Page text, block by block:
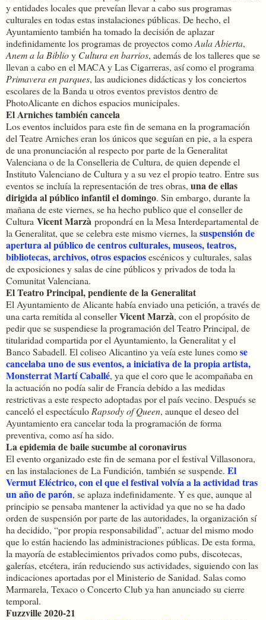
y entidades locales que preveían llevar a cabo sus programas
culturales en todas estas instalaciones públicas. De hecho, el
Ayuntamiento también ha tomado la decisión de aplazar
indefinidamente los programas de proyectos comoAula Abierta,
Anem a la Biblioy Cultura en barrios, además de los talleres que se
llevan a cabo en el MACA y Las Cigarreras, así como el programa
Primavera en parques, las audiciones didácticas y los conciertos
escolares de la Banda u otros eventos previstos dentro de
PhotoAlicante en dichos espacios municipales.
El Arniches también cancela
Los eventos incluidos para este fin de semana en la programación
del Teatre Arniches eran los únicos que seguían en pie, a la espera
de una pronunciación al respecto por parte de la Generalitat
Valenciana o de la Conselleria de Cultura, de quien depende el
Instituto Valenciano de Cultura y a su vez el propio teatro. Entre sus
eventos se incluía la representación de tres obras, una de ellas
dirigida al público infantil el domingo. Sin embargo, durante la
mañana de este viernes, se ha hecho publico que el conseller de
Cultura Vicent Marzà propondrá en la Mesa Interdepartamental de
la Generalitat, que se celebra este mismo viernes, la suspensión de
apertura al público de centros culturales, museos, teatros,
bibliotecas, archivos, otros espaciosescénicos y culturales, salas
de exposiciones y salas de cine públicos y privados de toda la
Comunitat Valenciana.
El Teatro Principal, pendiente de la Generalitat
El Ayuntamiento de Alicante había enviado una petición, a través de
una carta remitida al consellerVicent Marzà, con el propósito de
pedir que se suspendiese la programación del Teatro Principal, de
titularidad compartida por el Ayuntamiento, la Generalitat y el
Banco Sabadell. El coliseo Alicantino ya veía este lunes comose
cancelaba uno de sus eventos, a iniciativa de la propia artista,
Monsterrat Martí Caballé, ya que el coro que le acompañaba en
la actuación no podía salir de Francia debido a las medidas
restrictivas a este respecto adoptadas por el país vecino. Después se
canceló el espectáculo Rapsody of Queen, aunque el deseo del
Ayuntamiento era cancelar toda la programación de forma
preventiva, como así ha sido.
La epidemia de baile sucumbe al coronavirus
El evento organizado este fin de semana por el festival Villasonora,
en las instalaciones de La Fundición, también se suspende. El
Vermut Eléctrico, con el que el festival volvía a la actividad tras
un año de parón, se aplaza indefinidamente. Y es que, aunque al
principio se pensaba mantener la actividad ya que no se ha dado
orden de suspensión por parte de las autoridades, la organización sí
ha decidido, “por propia responsabilidad”, actuar del mismo modo
que lo están haciendo las administraciones públicas. De esta forma,
la mayoría de establecimientos privados como pubs, discotecas,
galerías, etcétera, irán reduciendo sus actividades, siguiendo con las
indicaciones aportadas por el Ministerio de Sanidad. Salas como
Marmarela, Texaco o Concerto Club ya han anunciado su cierre
temporal.
Fuzzville 2020-21